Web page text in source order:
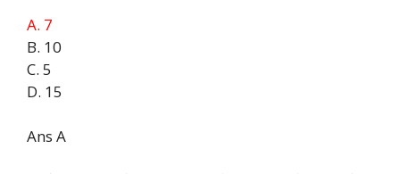
A. 7
B. 10
C. 5
D. 15
Ans A